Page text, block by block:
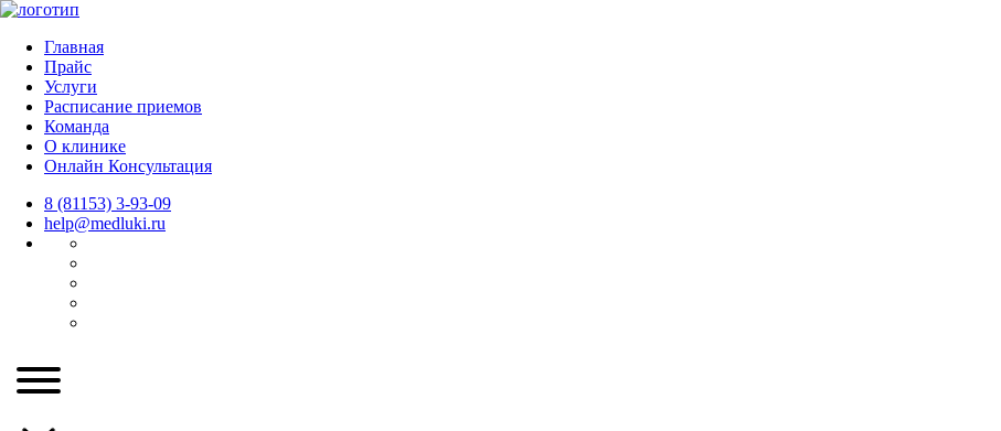
Главная
Прайс
Услуги
Расписание приемов
Команда
О клинике
Онлайн Консультация
8 (81153) 3-93-09
help@medluki.ru